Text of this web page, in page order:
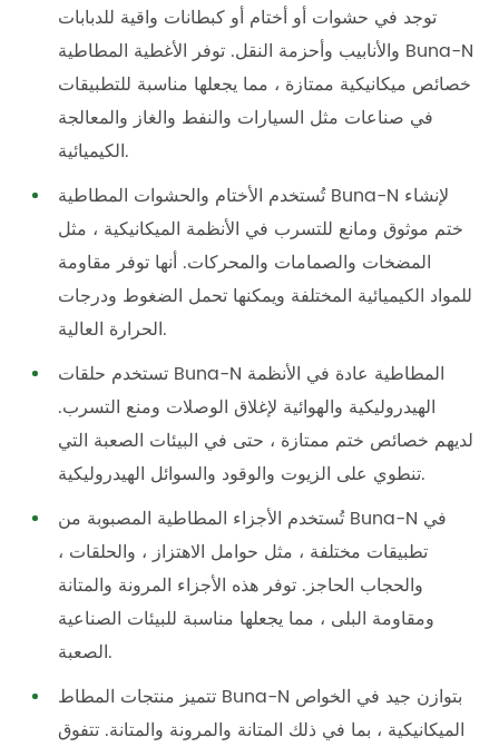
توجد في حشوات أو أختام أو كبطانات واقية للدبابات
والأنابيب وأحزمة النقل. توفر الأغطية المطاطية Buna-N
خصائص ميكانيكية ممتازة ، مما يجعلها مناسبة للتطبيقات
في صناعات مثل السيارات والنفط والغاز والمعالجة
الكيميائية.
تُستخدم الأختام والحشوات المطاطية Buna-N لإنشاء
ختم موثوق ومانع للتسرب في الأنظمة الميكانيكية ، مثل
المضخات والصمامات والمحركات. أنها توفر مقاومة
للمواد الكيميائية المختلفة ويمكنها تحمل الضغوط ودرجات
الحرارة العالية.
تستخدم حلقات Buna-N المطاطية عادة في الأنظمة
الهيدروليكية والهوائية لإغلاق الوصلات ومنع التسرب.
لديهم خصائص ختم ممتازة ، حتى في البيئات الصعبة التي
تنطوي على الزيوت والوقود والسوائل الهيدروليكية.
تُستخدم الأجزاء المطاطية المصبوبة من Buna-N في
تطبيقات مختلفة ، مثل حوامل الاهتزاز ، والحلقات ،
والحجاب الحاجز. توفر هذه الأجزاء المرونة والمتانة
ومقاومة البلى ، مما يجعلها مناسبة للبيئات الصناعية
الصعبة.
تتميز منتجات المطاط Buna-N بتوازن جيد في الخواص
الميكانيكية ، بما في ذلك المتانة والمرونة والمتانة. تتفوق